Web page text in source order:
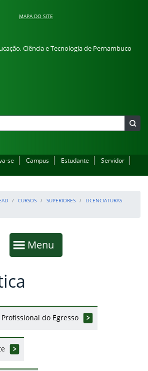
MAPA DO SITE
Ciência e Tecnologia de Pernambuco
se Campus Estudante
Servidor
CURSOS SUPERIORES
LICENCIATURAS
Mostrar
Menu
do Egresso